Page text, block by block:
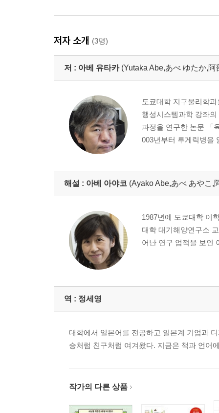
저자 소개 (3명)
저 : 아베 유타카 (Yutaka Abe,あべ ゆたか,阿
도쿄대학 지구물리학
행성시스템과학 강좌
과정을 연구한 논문 「
003년부터 루게릭병을
해설 : 아베 아야코 (Ayako Abe,あべ あやこ,
1987년에 도쿄대학 이
대학 대기해양연구소
어난 연구 업적을 보인
역 : 정세영
대학에서 일본어를 전공하고 일본계 기업과
승처럼 친구처럼 여겨왔다. 지금은 책과 언어
작가의 다른 상품